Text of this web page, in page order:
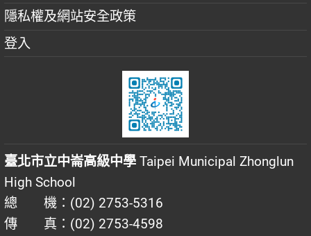
隱私權及網站安全政策
登入
臺北市立中崙高級中學 Taipei Municipal Zhonglun
High School
總 機：(02) 2753-5316
傳 真：(02) 2753-4598